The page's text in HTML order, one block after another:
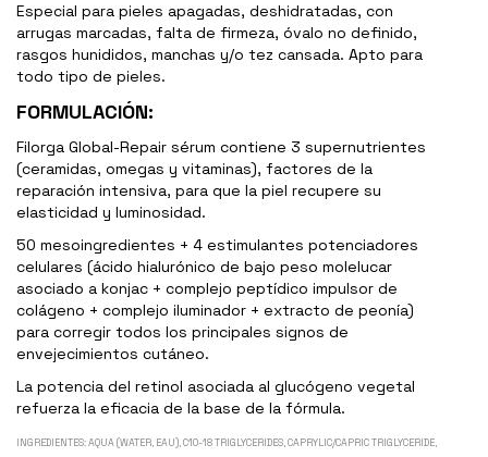
Especial para pieles apagadas, deshidratadas, con
arrugas marcadas, falta de firmeza, óvalo no definido,
rasgos hunididos, manchas y/o tez cansada. Apto para
todo tipo de pieles.
FORMULACIÓN:
Filorga Global-Repair sérum contiene 3 supernutrientes
(ceramidas, omegas y vitaminas), factores de la
reparación intensiva, para que la piel recupere su
elasticidad y luminosidad.
50 mesoingredientes + 4 estimulantes potenciadores
celulares (ácido hialurónico de bajo peso molelucar
asociado a konjac + complejo peptídico impulsor de
colágeno + complejo iluminador + extracto de peonía)
para corregir todos los principales signos de
envejecimientos cutáneo.
La potencia del retinol asociada al glucógeno vegetal
refuerza la eficacia de la base de la fórmula.
INGREDIENTES: AQUA (WATER, EAU), C10-18 TRIGLYCERIDES, CAPRYLIC/CAPRIC TRIGLYCERIDE,